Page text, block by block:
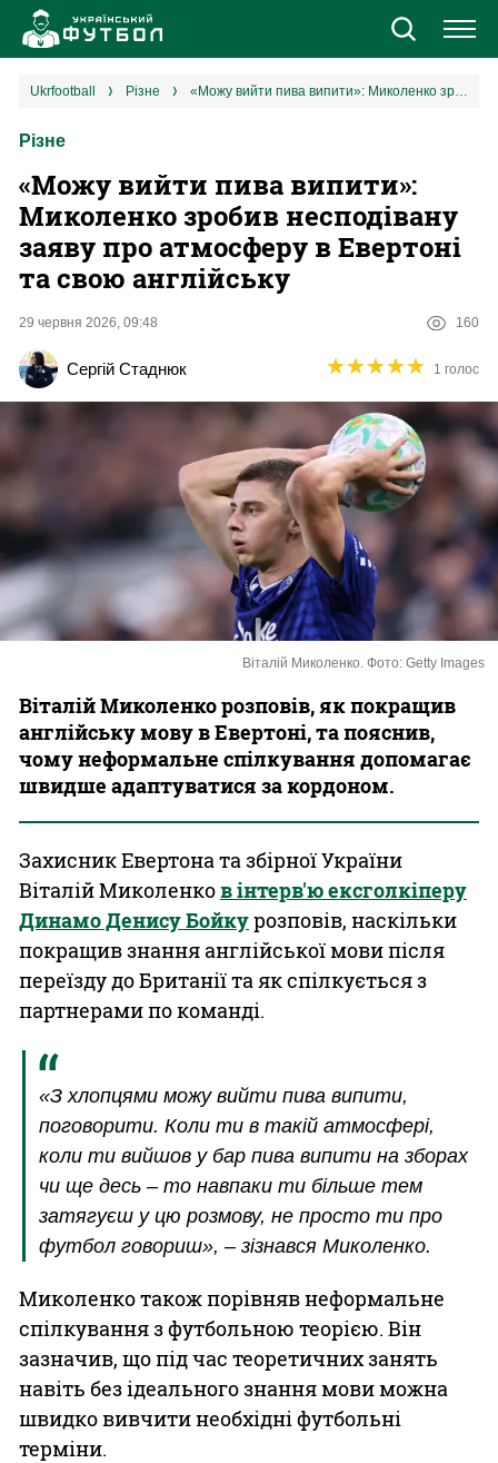
Новини
Єврокубки
УПЛ
Різне
Букмекери
Казино
ukrfootball різне «Можу вийти пива випити»: Миколенко зробив несподівану заяву про атмосферу в Евертоні та свою англійську
Різне
«Можу вийти пива випити»:
Миколенко зробив несподівану
заяву про атмосферу в Евертоні
та свою англійську
29 червня 2026, 09:48 160
Сергій Стаднюк ★★★★★
★★★★★ 1 голос
Віталій Миколенко. Фото: Getty Images
Віталій Миколенко розповів, як покращив
англійську мову в Евертоні, та пояснив,
чому неформальне спілкування допомагає
швидше адаптуватися за кордоном.
Захисник Евертона та збірної України
Віталій Миколенков інтерв'ю ексголкіперу
Динамо Денису Бойкурозповів, наскільки
покращив знання англійської мови після
переїзду до Британії та як спілкується з
партнерами по команді.
«З хлопцями можу вийти пива випити,
поговорити. Коли ти в такій атмосфері,
коли ти вийшов у бар пива випити на зборах
чи ще десь – то навпаки ти більше тем
затягуєш у цю розмову, не просто ти про
футбол говориш», – зізнався Миколенко.
Миколенко також порівняв неформальне
спілкування з футбольною теорією. Він
зазначив, що під час теоретичних занять
навіть без ідеального знання мови можна
швидко вивчити необхідні футбольні
терміни.